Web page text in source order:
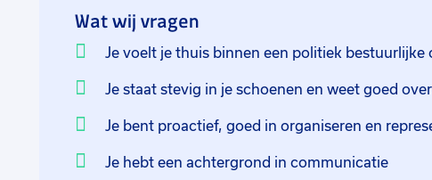
Wat wij vragen
Je voelt je thuis binnen een politiek bestuurlijke
Je staat stevig in je schoenen en weet goed
Je bent proactief, goed in organiseren en
Je hebt een achtergrond in communicatie